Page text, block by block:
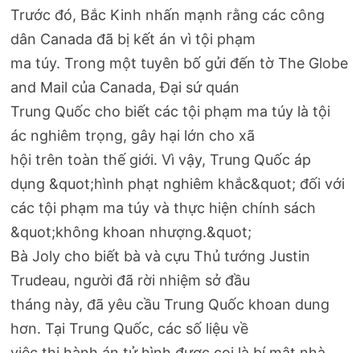
Trước đó, Bắc Kinh nhấn mạnh rằng các công
dân Canada đã bị kết án vì tội phạm
ma túy. Trong một tuyên bố gửi đến tờ The Globe
and Mail của Canada, Đại sứ quán
Trung Quốc cho biết các tội phạm ma túy là tội
ác nghiêm trọng, gây hại lớn cho xã
hội trên toàn thế giới. Vì vậy, Trung Quốc áp
dụng &quot;hình phạt nghiêm khắc&quot; đối với
các tội phạm ma túy và thực hiện chính sách
&quot;không khoan nhượng.&quot;
Bà Joly cho biết bà và cựu Thủ tướng Justin
Trudeau, người đã rời nhiệm sở đầu
tháng này, đã yêu cầu Trung Quốc khoan dung
hơn. Tại Trung Quốc, các số liệu về